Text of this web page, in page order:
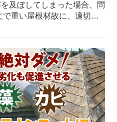
及ぼしてしまった場合、問
重い屋根材故に、適切…